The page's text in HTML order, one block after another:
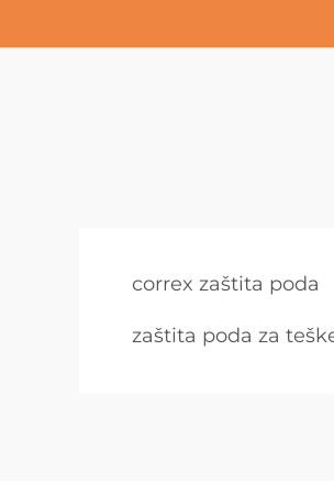
correx zaštita poda
zaštita poda za